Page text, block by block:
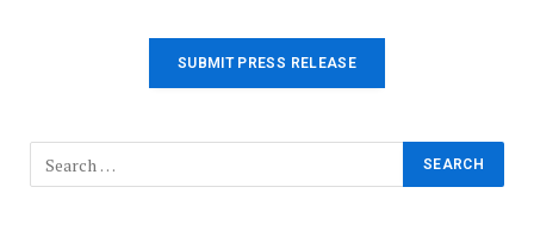
SUBMIT PRESS RELEASE